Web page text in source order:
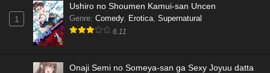
1
Ushiro no Shoumen Kamui-san Uncen
Genre: Comedy, Erotica Supernatural
6.11
Onaji Semi no Someya-san ga Sexy Joyuu datta